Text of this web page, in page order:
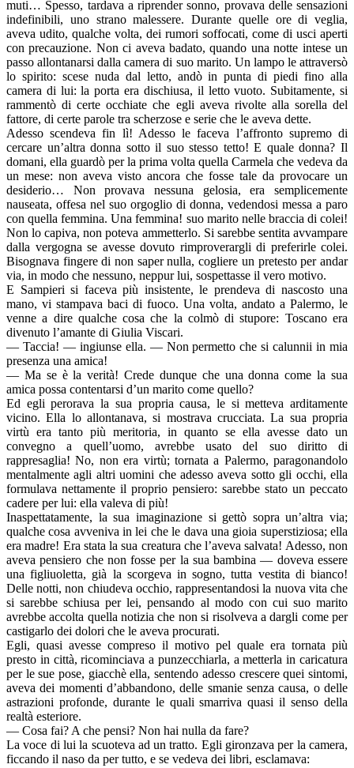
muti… Spesso, tardava a riprender sonno, provava delle sensazioni
indefinibili, uno strano malessere. Durante quelle ore di veglia,
aveva udito, qualche volta, dei rumori soffocati, come di usci aperti
con precauzione. Non ci aveva badato, quando una notte intese un
passo allontanarsi dalla camera di suo marito. Un lampo le attraversò
lo spirito: scese nuda dal letto, andò in punta di piedi fino alla
camera di lui: la porta era dischiusa, il letto vuoto. Subitamente, si
rammentò di certe occhiate che egli aveva rivolte alla sorella del
fattore, di certe parole tra scherzose e serie che le aveva dette.
Adesso scendeva fin lì! Adesso le faceva l’affronto supremo di
cercare un’altra donna sotto il suo stesso tetto! E quale donna? Il
domani, ella guardò per la prima volta quella Carmela che vedeva da
un mese: non aveva visto ancora che fosse tale da provocare un
desiderio… Non provava nessuna gelosia, era semplicemente
nauseata, offesa nel suo orgoglio di donna, vedendosi messa a paro
con quella femmina. Una femmina! suo marito nelle braccia di colei!
Non lo capiva, non poteva ammetterlo. Si sarebbe sentita avvampare
dalla vergogna se avesse dovuto rimproverargli di preferirle colei.
Bisognava fingere di non saper nulla, cogliere un pretesto per andar
via, in modo che nessuno, neppur lui, sospettasse il vero motivo.
E Sampieri si faceva più insistente, le prendeva di nascosto una
mano, vi stampava baci di fuoco. Una volta, andato a Palermo, le
venne a dire qualche cosa che la colmò di stupore: Toscano era
divenuto l’amante di Giulia Viscari.
— Taccia! — ingiunse ella. — Non permetto che si calunnii in mia
presenza una amica!
— Ma se è la verità! Crede dunque che una donna come la sua
amica possa contentarsi d’un marito come quello?
Ed egli perorava la sua propria causa, le si metteva arditamente
vicino. Ella lo allontanava, si mostrava crucciata. La sua propria
virtù era tanto più meritoria, in quanto se ella avesse dato un
convegno a quell’uomo, avrebbe usato del suo diritto di
rappresaglia! No, non era virtù; tornata a Palermo, paragonandolo
mentalmente agli altri uomini che adesso aveva sotto gli occhi, ella
formulava nettamente il proprio pensiero: sarebbe stato un peccato
cadere per lui: ella valeva di più!
Inaspettatamente, la sua imaginazione si gettò sopra un’altra via;
qualche cosa avveniva in lei che le dava una gioia superstiziosa; ella
era madre! Era stata la sua creatura che l’aveva salvata! Adesso, non
aveva pensiero che non fosse per la sua bambina — doveva essere
una figliuoletta, già la scorgeva in sogno, tutta vestita di bianco!
Delle notti, non chiudeva occhio, rappresentandosi la nuova vita che
si sarebbe schiusa per lei, pensando al modo con cui suo marito
avrebbe accolta quella notizia che non si risolveva a dargli come per
castigarlo dei dolori che le aveva procurati.
Egli, quasi avesse compreso il motivo pel quale era tornata più
presto in città, ricominciava a punzecchiarla, a metterla in caricatura
per le sue pose, giacchè ella, sentendo adesso crescere quei sintomi,
aveva dei momenti d’abbandono, delle smanie senza causa, o delle
astrazioni profonde, durante le quali smarriva quasi il senso della
realtà esteriore.
— Cosa fai? A che pensi? Non hai nulla da fare?
La voce di lui la scuoteva ad un tratto. Egli gironzava per la camera,
ficcando il naso da per tutto, e se vedeva dei libri, esclamava: